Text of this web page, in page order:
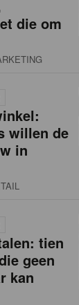
die om
willen de
in
tien
geen
kan